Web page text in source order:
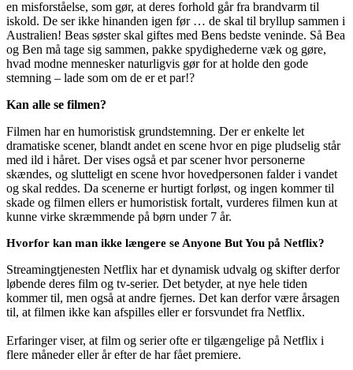
en misforståelse, som gør, at deres forhold går fra brandvarm til
iskold. De ser ikke hinanden igen før … de skal til bryllup sammen i
Australien! Beas søster skal giftes med Bens bedste veninde. Så Bea
og Ben må tage sig sammen, pakke spydighederne væk og gøre,
hvad modne mennesker naturligvis gør for at holde den gode
stemning – lade som om de er et par!?
Kan alle se filmen?
Filmen har en humoristisk grundstemning. Der er enkelte let
dramatiske scener, blandt andet en scene hvor en pige pludselig står
med ild i håret. Der vises også et par scener hvor personerne
skændes, og slutteligt en scene hvor hovedpersonen falder i vandet
og skal reddes. Da scenerne er hurtigt forløst, og ingen kommer til
skade og filmen ellers er humoristisk fortalt, vurderes filmen kun at
kunne virke skræmmende på børn under 7 år.
Hvorfor kan man ikke længere se Anyone But You på Netflix?
Streamingtjenesten Netflix har et dynamisk udvalg og skifter derfor
løbende deres film og tv-serier. Det betyder, at nye hele tiden
kommer til, men også at andre fjernes. Det kan derfor være årsagen
til, at filmen ikke kan afspilles eller er forsvundet fra Netflix.
Erfaringer viser, at film og serier ofte er tilgængelige på Netflix i
flere måneder eller år efter de har fået premiere.